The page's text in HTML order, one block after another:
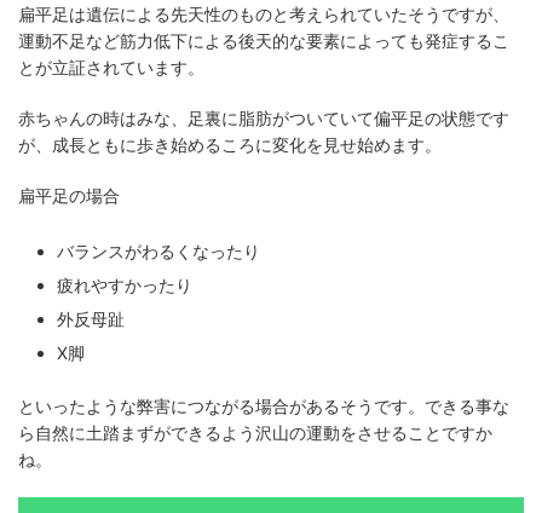
扁平足は遺伝による先天性のものと考えられていたそうですが、
運動不足など筋力低下による後天的な要素によっても発症するこ
とが立証されています。
赤ちゃんの時はみな、足裏に脂肪がついていて偏平足の状態です
が、成長ともに歩き始めるころに変化を見せ始めます。
扁平足の場合
バランスがわるくなったり
疲れやすかったり
外反母趾
X脚
といったような弊害につながる場合があるそうです。できる事な
ら自然に土踏まずができるよう沢山の運動をさせることですか
ね。